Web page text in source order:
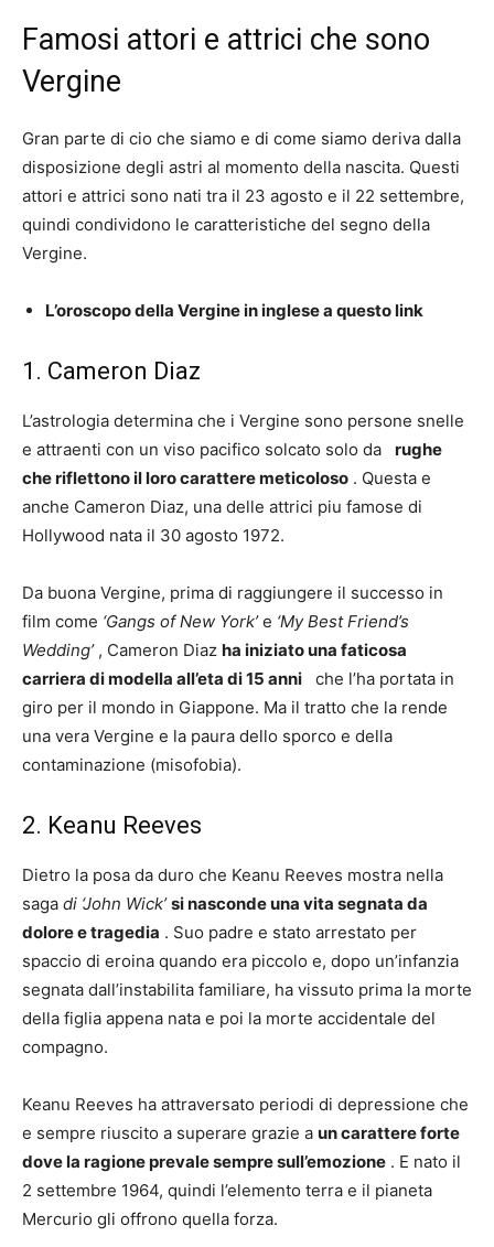
Famosi attori e attrici che sono
Vergine
Gran parte di cio che siamo e di come siamo deriva dalla
disposizione degli astri al momento della nascita. Questi
attori e attrici sono nati tra il 23 agosto e il 22 settembre,
quindi condividono le caratteristiche del segno della
Vergine.
L’oroscopo della Vergine in inglese a questo link
1. Cameron Diaz
L’astrologia determina che i Vergine sono persone snelle
e attraenti con un viso pacifico solcato solo da rughe
che riflettono il loro carattere meticoloso . Questa e
anche Cameron Diaz, una delle attrici piu famose di
Hollywood nata il 30 agosto 1972.
Da buona Vergine, prima di raggiungere il successo in
film come ‘Gangs of New York’e ‘My Best Friend’s
Wedding’, Cameron Diaz ha iniziato una faticosa
carriera di modella all’eta di 15 anni che l’ha portata in
giro per il mondo in Giappone. Ma il tratto che la rende
una vera Vergine e la paura dello sporco e della
contaminazione (misofobia).
2. Keanu Reeves
Dietro la posa da duro che Keanu Reeves mostra nella
saga di ‘John Wick’si nasconde una vita segnata da
dolore e tragedia . Suo padre e stato arrestato per
spaccio di eroina quando era piccolo e, dopo un’infanzia
segnata dall’instabilita familiare, ha vissuto prima la morte
della figlia appena nata e poi la morte accidentale del
compagno.
Keanu Reeves ha attraversato periodi di depressione che
e sempre riuscito a superare grazie a un carattere forte
dove la ragione prevale sempre sull’emozione . E nato il
2 settembre 1964, quindi l’elemento terra e il pianeta
Mercurio gli offrono quella forza.